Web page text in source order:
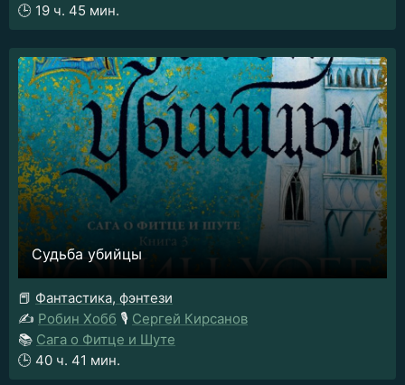
🕒 19 ч. 45 мин.
Судьба убийцы
📕 Фантастика, фэнтези
✍️ Робин Хобб 🎙️ Сергей Кирсанов
📚 Сага о Фитце и Шуте
🕒 40 ч. 41 мин.